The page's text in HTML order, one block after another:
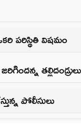
పరిస్థితి విషమం
తల్లిదండ్రులు
పోలీసులు